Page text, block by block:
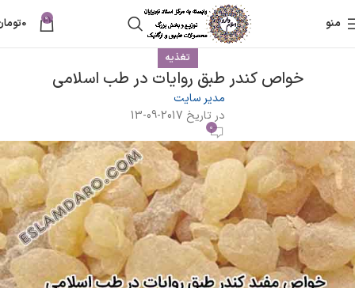
منو 0
0
تغذیه
خواص کندر طبق روایات در طب اسلامی
مدیر سایت
در تاریخ 2017-09-13
0